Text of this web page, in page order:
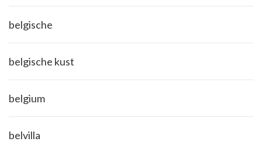
belgische
belgische kust
belgium
belvilla